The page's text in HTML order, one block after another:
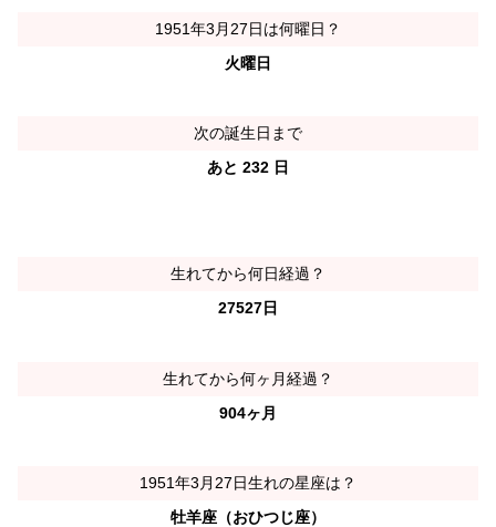
1951年3月27日は何曜日？
火曜日
次の誕生日まで
あと 232 日
生れてから何日経過？
27527日
生れてから何ヶ月経過？
904ヶ月
1951年3月27日生れの星座は？
牡羊座（おひつじ座）